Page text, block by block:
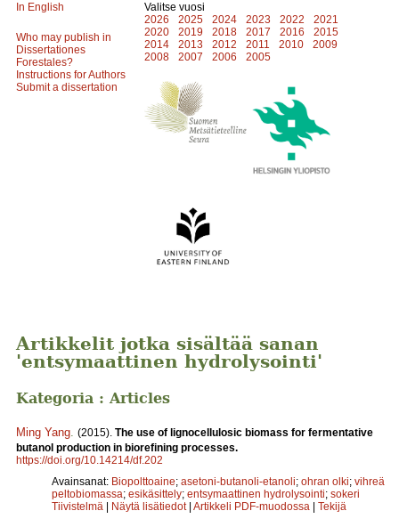
In English
Who may publish in
Dissertationes
Forestales?
Instructions for Authors
Submit a dissertation
Valitse vuosi
2026
2025 2024 2023 2022
2021
2020
2019 2018 2017 2016
2015
2014
2013 2012 2011 2010
2009
2008
2007 2006 2005
Artikkelit jotka sisältää sanan
'entsymaattinen hydrolysointi'
Kategoria : Articles
Ming Yang (2015). The use of lignocellulosic biomass for fermentative
butanol production in biorefining processes.
https://doi.org/10.14214/df.202
Avainsanat: Biopolttoaine; asetoni-butanoli-etanoli; ohran olki; vihreä
peltobiomassa; esikäsittely; entsymaattinen hydrolysointi; sokeri
Tiivistelmä | Näytä lisätiedot | Artikkeli PDF-muodossa | Tekijä